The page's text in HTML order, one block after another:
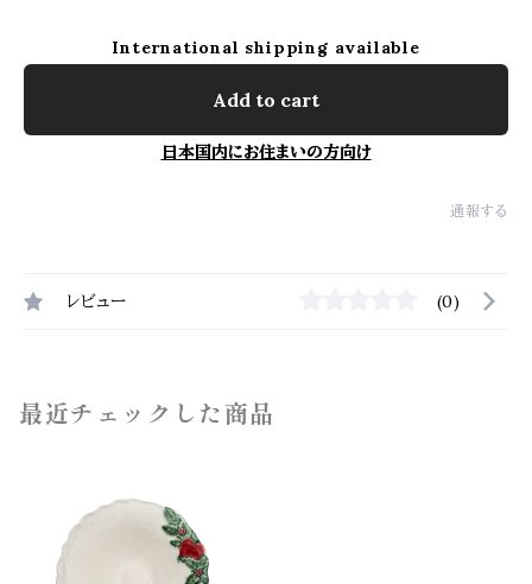
International shipping available
Add to cart
日本国内にお住まいの方向け
通報する
レビュー (0)
最近チェックした商品